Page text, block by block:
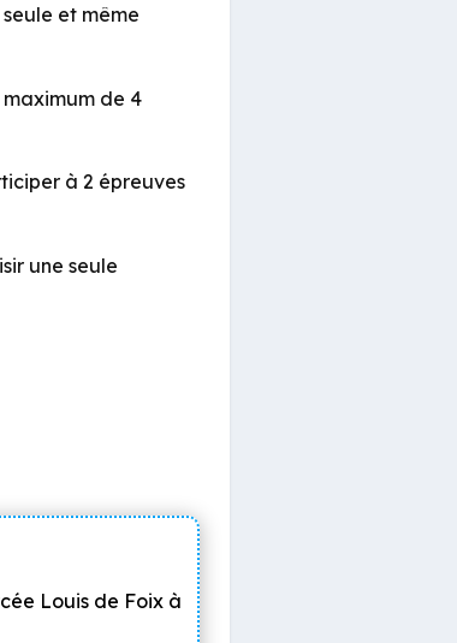
et même
de 4
à 2 épreuves
une seule
Louis de Foix à